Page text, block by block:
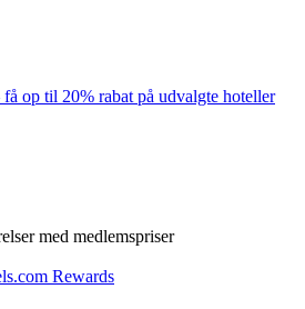
op til 20% rabat på udvalgte hoteller
med medlemspriser
Rewards